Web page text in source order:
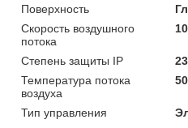
Поверхность
Скорость воздушного
потока
Степень защиты IP
23
Температура потока
воздуха
Тип управления